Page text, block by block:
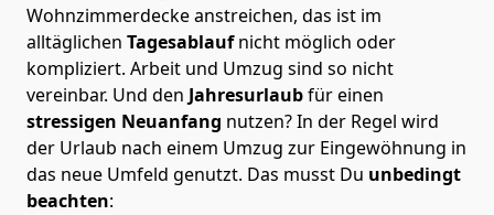
Wohnzimmerdecke anstreichen, das ist im
alltäglichen Tagesablaufnicht möglich oder
kompliziert. Arbeit und Umzug sind so nicht
vereinbar. Und den Jahresurlaubfür einen
stressigen Neuanfang nutzen? In der Regel wird
der Urlaub nach einem Umzug zur Eingewöhnung in
das neue Umfeld genutzt. Das musst Du unbedingt
beachten: